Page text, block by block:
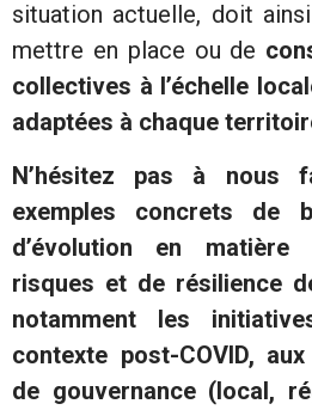
situation actuelle, doit
mettre en place ou de
collectives à l’échelle
adaptées à chaque
N’hésitez pas à nous
exemples concrets de
d’évolution en matière
risques et de résilience
notamment les
contexte post-COVID,
de gouvernance (local,